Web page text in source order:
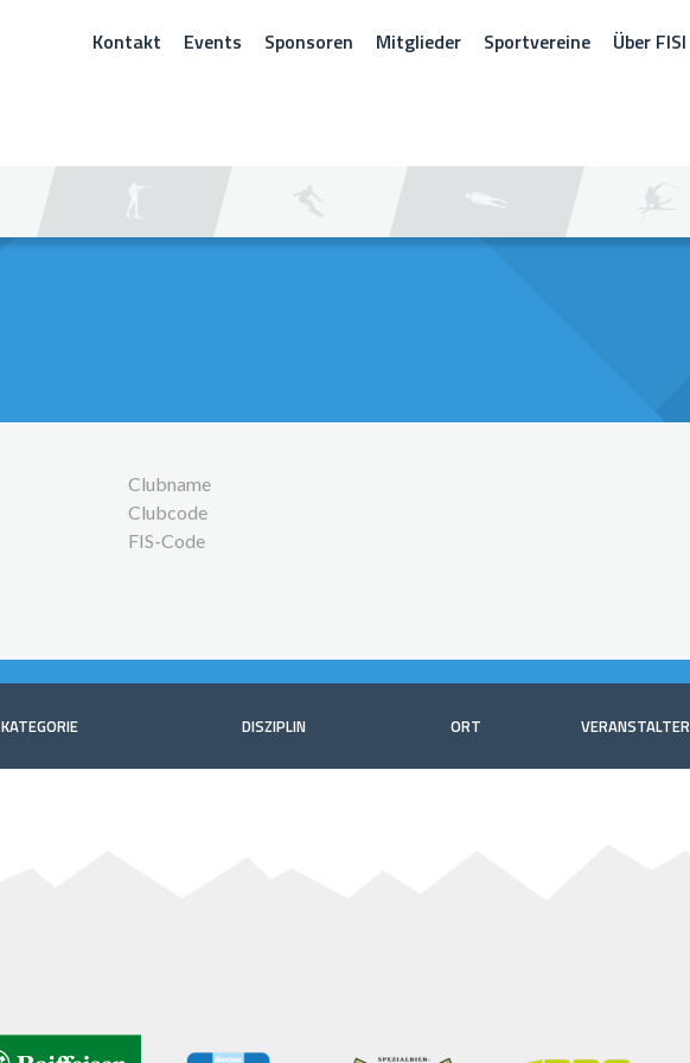
Kontakt Events Sponsoren Mitglieder Sportvereine Über FISI
Clubname
Clubcode
FIS-Code
KATEGORIE DISZIPLIN ORT VERANSTALTER